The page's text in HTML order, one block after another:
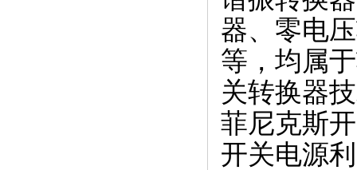
器、零电
等，均属
关转换器
菲尼克斯
开关电源